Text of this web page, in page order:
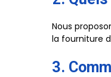
Nous
la fourniture
3.